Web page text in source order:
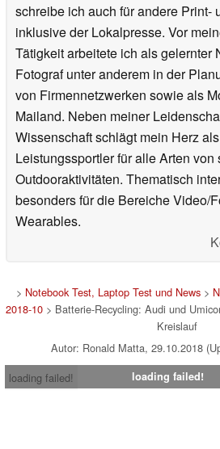
schreibe ich auch für andere Print-
inklusive der Lokalpresse. Vor
Tätigkeit arbeitete ich als gelernter
Fotograf unter anderem in der
von Firmennetzwerken sowie als
Mailand. Neben meiner
Wissenschaft schlägt mein Herz
Leistungssportler für alle Arten von
Outdooraktivitäten. Thematisch
besonders für die Bereiche Video/
Wearables.
> Notebook Test, Laptop Test und News>
2018-10 > Batterie-Recycling: Audi und
Kreislauf
Autor: Ronald Matta, 29.10.2018
loading failed!
loading failed!